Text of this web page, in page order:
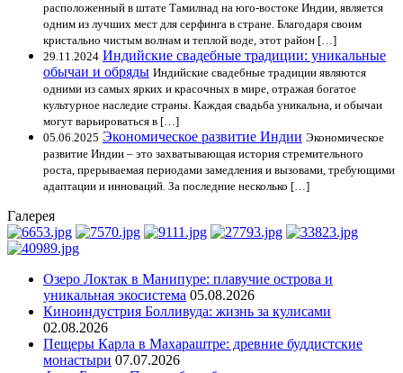
расположенный в штате Тамилнад на юго-востоке Индии, является
одним из лучших мест для серфинга в стране. Благодаря своим
кристально чистым волнам и теплой воде, этот район […]
29.11.2024 Индийские свадебные традиции: уникальные
обычаи и обряды Индийские свадебные традиции являются
одними из самых ярких и красочных в мире, отражая богатое
культурное наследие страны. Каждая свадьба уникальна, и обычаи
могут варьироваться в […]
05.06.2025 Экономическое развитие Индии Экономическое
развитие Индии – это захватывающая история стремительного
роста, прерываемая периодами замедления и вызовами, требующими
адаптации и инноваций. За последние несколько […]
Галерея
Озеро Локтак в Манипуре: плавучие острова и
уникальная экосистема 05.08.2026
Киноиндустрия Болливуда: жизнь за кулисами
02.08.2026
Пещеры Карла в Махараштре: древние буддистские
монастыри 07.07.2026